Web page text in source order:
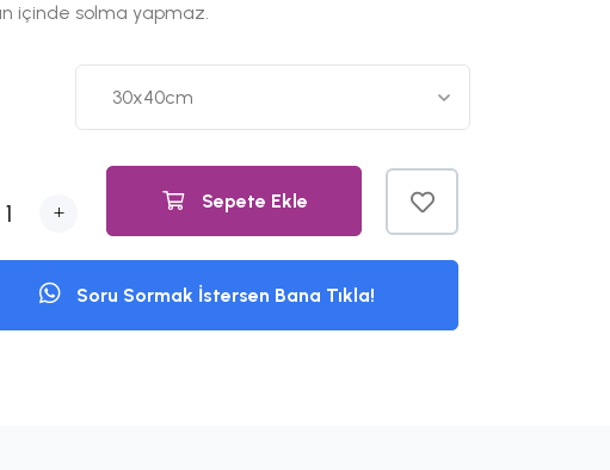
içinde solma yapmaz.
+ Sepete Ekle
Soru Sormak İstersen Bana Tıkla!